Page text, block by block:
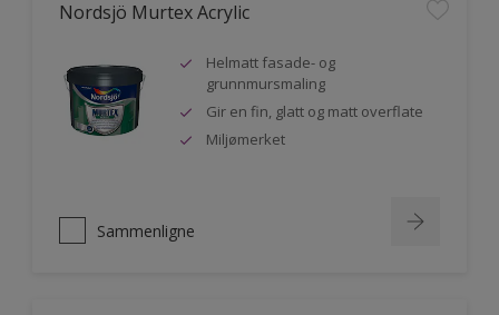
Nordsjö Murtex Acrylic
Helmatt fasade- og
grunnmursmaling
Gir en fin, glatt og matt overflate
Miljømerket
Sammenligne